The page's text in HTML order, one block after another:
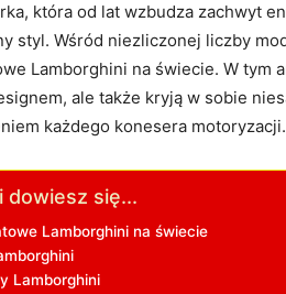
która od lat wzbudza zachwyt
styl. Wśród niezliczonej liczby
Lamborghini ⁣na świecie. W
ale także kryją w sobie
każdego konesera motoryzacji.
dowiesz się...
‍Lamborghini na świecie
Lamborghini